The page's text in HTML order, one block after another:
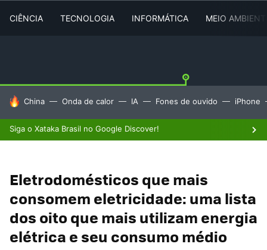
CIÊNCIA TECNOLOGIA INFORMÁTICA MEIO
TENDÊNCIAS DO DIA
China Onda de calor IA Fones de ouvido iPhone
Siga o Xataka Brasil no Google Discover!
Eletrodomésticos que mais
consomem eletricidade: uma lista
dos oito que mais utilizam energia
elétrica e seu consumo médio